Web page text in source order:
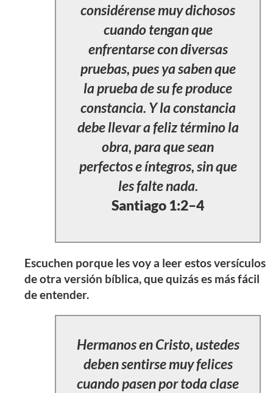
considérense muy dichosos
cuando tengan que
enfrentarse con diversas
pruebas, pues ya saben que
la prueba de su fe produce
constancia. Y la constancia
debe llevar a feliz término la
obra, para que sean
perfectos e íntegros, sin que
les falte nada.
Santiago 1:2–4
Escuchen porque les voy a leer estos versículos
de otra versión bíblica, que quizás es más fácil
de entender.
Hermanos en Cristo, ustedes
deben sentirse muy felices
cuando pasen por toda clase